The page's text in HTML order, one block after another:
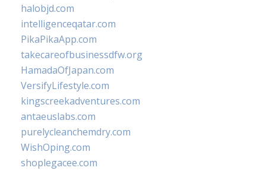
halobjd.com
intelligenceqatar.com
PikaPikaApp.com
takecareofbusinessdfw.org
HamadaOfJapan.com
VersifyLifestyle.com
kingscreekadventures.com
antaeuslabs.com
purelycleanchemdry.com
WishOping.com
shoplegacee.com